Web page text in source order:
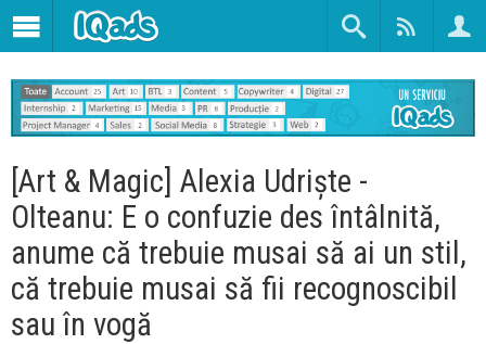
[Art & Magic] Alexia Udriște -
Olteanu: E o confuzie des întâlnită,
anume că trebuie musai să ai un stil,
că trebuie musai să fii recognoscibil
sau în vogă